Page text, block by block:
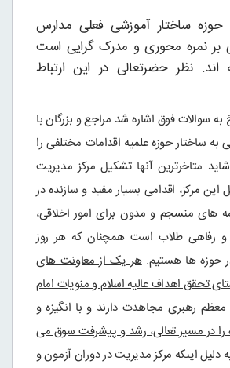
حوزه ساختار آموزشی فعلی مدارس
بر نمره محوری و مدرک گرایی است
نظر حضرتعالی در این ارتباط
سوالات فوق اشاره شد مراجع و بزرگان با
ساختار حوزه علمیه اقدامات مختلفی را
متاخرترین آنها تشکیل مرکز مدیریت
این مرکز، اقدامی بسیار مفید و سازنده در
های منسجم و مدون برای امور اخلاقی،
رفاهی طلاب است همچنان که هر روز
حوزه ها هستیم.هر یک از معاونت های
تحقق اهداف عالیه اسلام و منویات امام
رهبری مجاهدت دارند و با انگیزه و
را در مسیر تعالی، رشد و پیشرفت سوق می
دلیل اینکه مرکز مدیریت در دوران آزمون و